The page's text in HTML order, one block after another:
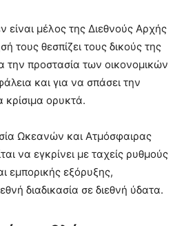
μέλος της Διεθνούς Αρχής
τους θεσπίζει τους δικούς της
την προστασία των οικονομικών
και για να σπάσει την
κρίσιμα ορυκτά.
Ωκεανών και Ατμόσφαιρας
να εγκρίνει με ταχείς ρυθμούς
εμπορικής εξόρυξης,
διαδικασία σε διεθνή ύδατα.